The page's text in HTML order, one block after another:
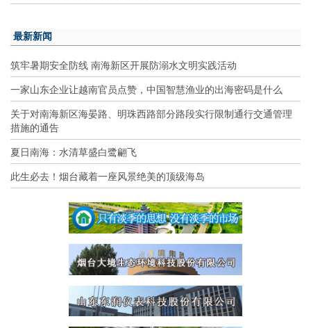
最新新闻
筑牢暑期安全防线 南海新区开展防溺水文明实践活动
一家山东企业让越南官员点赞，中国智慧渔业的出海密码是什么
关于对南海新区海晏路、明珠西路部分路段实行限制通行交通管理
措施的通告
夏日南海：水清草盛白鹭翩飞
此生必去！烟台藏着一座风景绝美的顶级海岛